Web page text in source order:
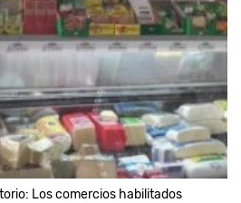
Los comercios habilitados